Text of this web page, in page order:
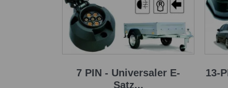
7 PIN - Universaler E-
Satz...
13-